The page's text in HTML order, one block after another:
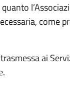
come
ai